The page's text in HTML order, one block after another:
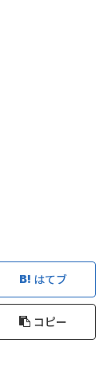
はてブ
コピー